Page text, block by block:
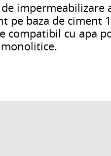
impermeabilizare
pe baza de ciment
compatibil cu apa